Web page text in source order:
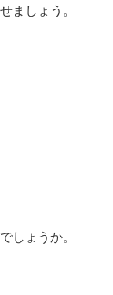
ましょう。
しょうか。